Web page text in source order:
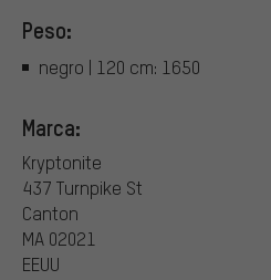
Peso:
negro | 120 cm: 1650
Marca:
Kryptonite
437 Turnpike St
Canton
MA 02021
EEUU